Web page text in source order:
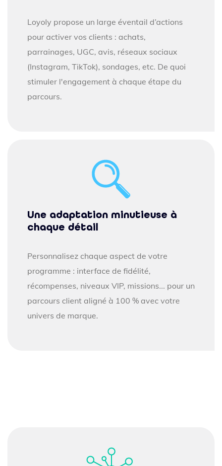
Loyoly propose un large éventail d’actions
pour activer vos clients : achats,
parrainages, UGC, avis, réseaux sociaux
(Instagram, TikTok), sondages, etc. De quoi
stimuler l'engagement à chaque étape du
parcours.
Une adaptation minutieuse à
chaque détail
Personnalisez chaque aspect de votre
programme : interface de fidélité,
récompenses, niveaux VIP, missions... pour un
parcours client aligné à 100 % avec votre
univers de marque.